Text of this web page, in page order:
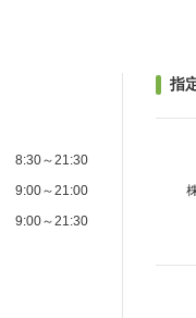
8:30～21:30
9:00～21:00
9:00～21:30
指